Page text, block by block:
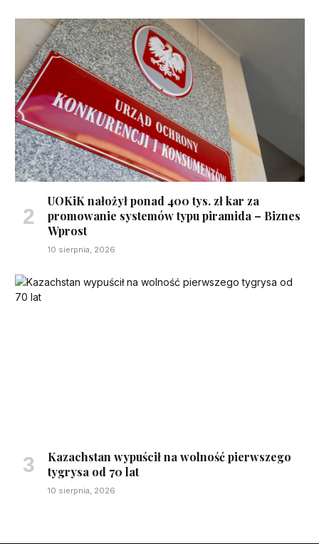
UOKiK nałożył ponad 400 tys. zł kar za
promowanie systemów typu piramida – Biznes
Wprost
10 sierpnia, 2026
Kazachstan wypuścił na wolność pierwszego
tygrysa od 70 lat
10 sierpnia, 2026